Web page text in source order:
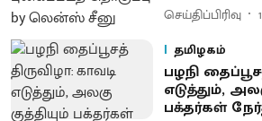
செய்திப்பிரிவு
தமிழகம்
பழநி
எடுத்தும்,
பக்தர்கள்